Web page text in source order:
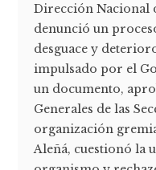
Dirección Nacional
denunció un
desguace y
impulsado por el
un documento,
Generales de las
organización
Aleñá, cuestionó la